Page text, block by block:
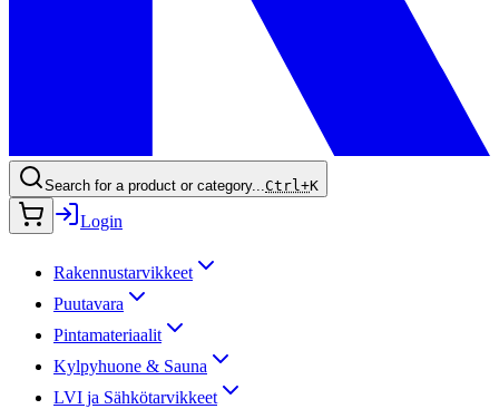
Search for a product or category...Ctrl+K
Login
Rakennustarvikkeet
Puutavara
Pintamateriaalit
Kylpyhuone & Sauna
LVI ja Sähkötarvikkeet